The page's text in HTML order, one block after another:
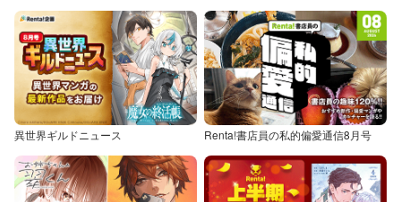
異世界ギルドニュース Renta!書店員の私的偏愛通信8月号